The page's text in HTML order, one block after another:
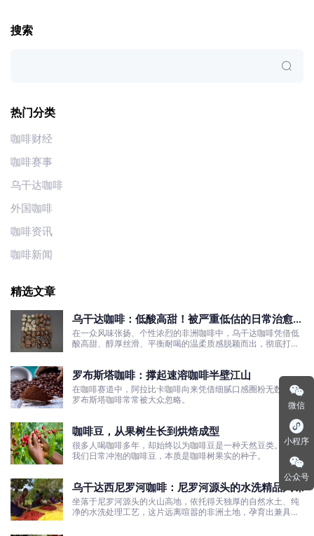
搜索
热门分类
咖啡财经
咖啡赛事
乌干达咖啡
外国咖啡
咖啡资讯
咖啡新闻
精选文章
乌干达咖啡：低酸高甜！被严重低估的日常治愈口
粮豆
在一众风味张扬、个性浓烈的非洲咖啡中，乌干达咖啡凭借低
酸高甜、醇厚丝滑、平衡耐喝的温柔质感脱颖而出，彻底打破
罗布斯塔咖啡：撑起速溶咖啡半壁江山
在咖啡赛道中，阿拉比卡咖啡向来凭借细腻口感圈粉无数，而
罗布斯塔咖啡常常被大众忽略。
咖啡豆，从果树生长到烘焙成型
很多人喝咖啡多年，却始终以为咖啡豆是一种天然豆类。其实
我们日常冲泡的咖啡豆，本质是咖啡树果实的种子。
乌干达西尼罗河咖啡：尼罗河源头的水洗精品风味
坐落于尼罗河源头的火山高地，依托得天独厚的自然水土、纯
净的水洗处理工艺，这片远离喧嚣的非洲土地，孕育出兼具干
微信
小程序
公众号